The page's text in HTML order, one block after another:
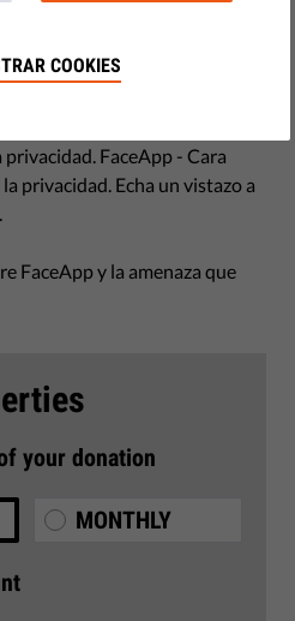
FaceApp - Cara
privacidad. Echa un vistazo a
FaceApp y la amenaza que
your donation
MONTHLY
COOKIES